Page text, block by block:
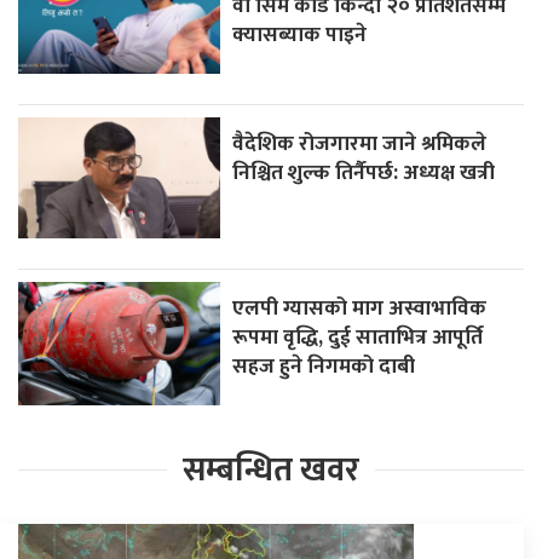
क्यासब्याक पाइने
वैदेशिक रोजगारमा जाने श्रमिकले
निश्चित शुल्क तिर्नैपर्छ: अध्यक्ष खत्री
एलपी ग्यासको माग अस्वाभाविक
रूपमा वृद्धि, दुई साताभित्र आपूर्ति
सहज हुने निगमको दाबी
सम्बन्धित खवर